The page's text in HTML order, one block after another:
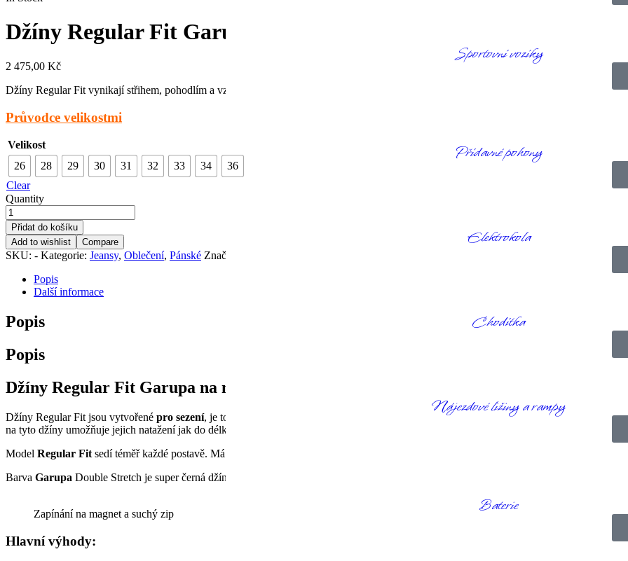
Sportovní vozíky
Přídavné pohony
Elektrokola
Chodítka
Nájezdové ližiny a rampy
Baterie
Džíny Regular Fit Garupa na magnet
2 475,00 Kč
Džíny Regular Fit vynikají střihem, pohodlím a vzhledem. Zapínání je pomocí magnetu a suchého zipu. Džíny mají postupně se zužující
Průvodce velikostmi
Velikost
26
28 29 30 31 32 33 34
36
Clear
Quantity
Přidat do košíku
Add to wishlist
Compare
SKU: - Kategorie: Jeansy, Oblečení, Pánské Značka:
Popis
Další informace
Popis
Popis
Džíny Regular Fit Garupa na magnet
Džíny Regular Fit jsou vytvořené pro sezení, je to hlavní účel, pro který byly vyrobeny. Vynikají pohodlím, střihem, výkonem a vzhledem.
na tyto džíny umožňuje jejich natažení jak do délky, tak i šířky.
Model Regular Fit sedí téměř každé postavě. Má tvar mrkve, tedy pravidelný zužující se střih.
Barva Garupa Double Stretch je super černá džínovina 11,5 oz s 3 % lycry. Má tmavě šedý podklad, který přechází do světlejších tónů.
Zapínání na magnet a suchý zip
Hlavní výhody: